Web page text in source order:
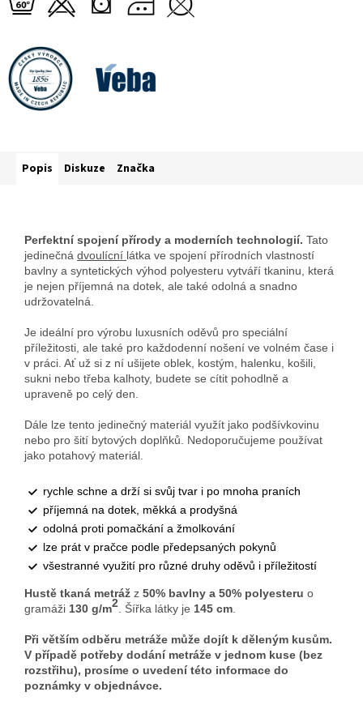
Popis Diskuze Značka
Perfektní spojení přírody a moderních technologií. Tato
jedinečná dvoulícní látka ve spojení přírodních vlastností
bavlny a syntetických výhod polyesteru vytváří tkaninu, která
je nejen příjemná na dotek, ale také odolná a snadno
udržovatelná.
Je ideální pro výrobu luxusních oděvů pro speciální
příležitosti, ale také pro každodenní nošení ve volném čase i
v práci. Ať už si z ní ušijete oblek, kostým, halenku, košili,
sukni nebo třeba kalhoty, budete se cítit pohodlně a
upraveně po celý den.
Dále lze tento jedinečný materiál využít jako podšívkovinu
nebo pro šití bytových doplňků. Nedoporučujeme používat
jako potahový materiál.
rychle schne a drží si svůj tvar i po mnoha praních
příjemná na dotek, měkká a prodyšná
odolná proti pomačkání a žmolkování
lze prát v pračce podle předepsaných pokynů
všestranné využití pro různé druhy oděvů i příležitostí
Hustě tkaná metráž z 50% bavlny a 50% polyesteru o
gramáži 130 g/m2. Šířka látky je 145 cm.
Při větším odběru metráže může dojít k děleným kusům.
V případě potřeby dodání metráže v jednom kuse (bez
rozstřihu), prosíme o uvedení této informace do
poznámky v objednávce.